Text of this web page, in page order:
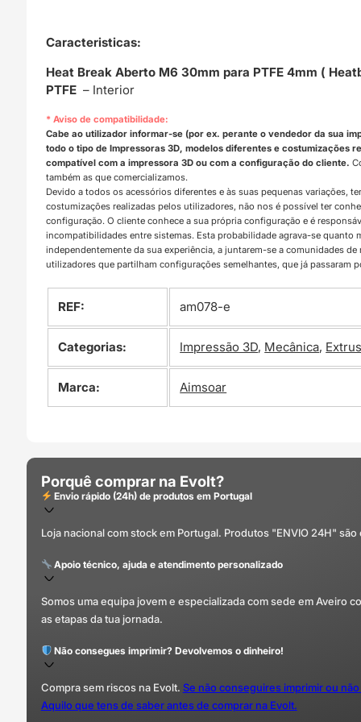
Caracteristicas:
Heat Break Aberto M6 30mm para PTFE 4mm (
PTFE – Interior
* Aviso de compatibilidade:
Cabe ao utilizador informar-se (por ex. perante o vendedor da sua
todo o tipo de Impressoras 3D, modelos diferentes e costumizações
compatível com a impressora 3D ou com a configuração do cliente.
também as que comercializamos.
Devido a todos os acessórios diferentes e às suas pequenas variações,
costumizações realizadas pelos utilizadores, não nos é possível ter
configuração. O cliente conhece a sua própria configuração e é
incompatibilidades entre sistemas. Esta probabilidade agrava-se
independentemente da sua experiência, a juntarem-se a comunidades
utilizadores que partilham configurações semelhantes, que já passaram
REF: am078-e
Categorias: Impressão 3D, Mecânica,
Marca: Aimsoar
Porquê comprar na Evolt?
Envio rápido (24h) de produtos em Portugal
Loja nacional com stock em Portugal. Produtos "ENVIO 24H"
Apoio técnico, ajuda e atendimento personalizado
Somos uma equipa jovem e especializada com sede em Aveiro
as etapas da tua jornada.
Não consegues imprimir? Devolvemos o dinheiro!
Compra sem riscos na Evolt. Se não conseguires imprimir ou
Aquilo que tens de saber antes de comprar na Evolt.